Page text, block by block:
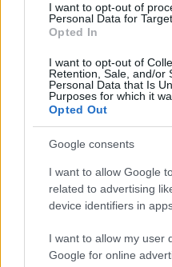
I want to opt-out of
Personal Data for
Opted In
I want to opt-out of
Retention, Sale, and/or
Personal Data that Is
Purposes for which it
Opted Out
Google consents
I want to allow Google
related to advertising
device identifiers in
I want to allow my user
Google for online
Kartupeļu
par tevi
mīļākaisAtcelt